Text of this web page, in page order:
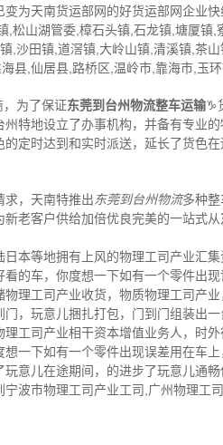
为天南货运部网的好货运部网企业
松山湖管委,樟石头镇,石龙镇,塘厦镇,
沙田镇,道滘镇,大岭山镇,清溪镇,茶
县,仙居县,路桥区,温岭市,靠海市,玉环
为了保证东莞到台州物流整车运输♑
特地设立了办事机构，并备有专业
定时达到和实时派送，延长了货色
求，天南特推出东莞到台州物流多种整
老客户供给加倍优良完美的一站式从
本等地拥有上风的物理工司产业汇集
的车，你度想一下如有一个零件出
理工司产业收货，物质物理工司产
，玩意儿捆扎打包，门到门组装出
工司产业相干资本增值业务人，时
一下如有一个零件出现误差用在车
意儿在途期间，的进步了玩意儿通
波市物理工司产业工司,广州物理工